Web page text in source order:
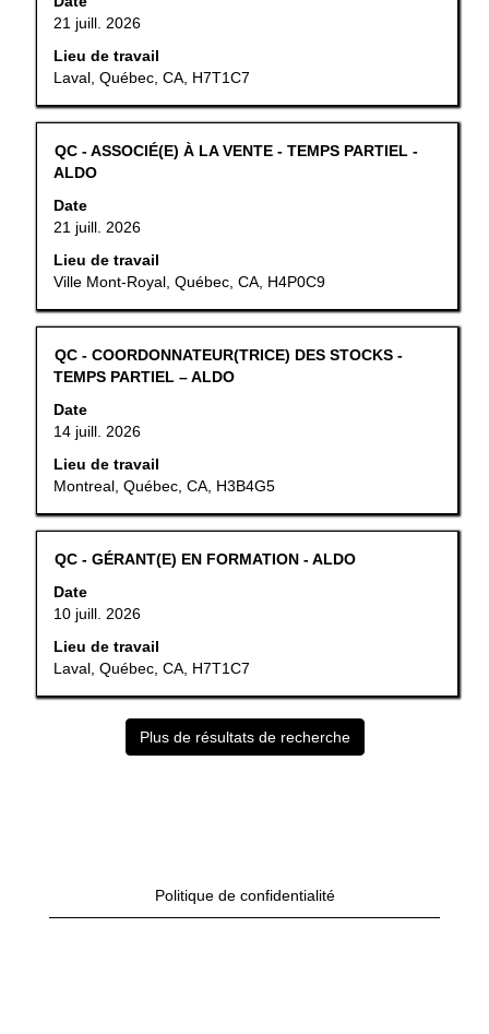
des
renseignements
sur
l’emploi.
21 juill. 2026
Lieu de travail
Laval, Québec, CA, H7T1C7
de
la
barre
d’espacement
afficher
tout
le
des
renseignements
sur
l’emploi.
Titre
QC - ASSOCIÉ(E) À LA VENTE - TEMPS PARTIEL -
ALDO
Date
21 juill. 2026
Lieu de travail
Ville Mont-Royal, Québec, CA, H4P0C9
Sélectionner
au
de
la
barre
d’espacement
afficher
tout
le
des
renseignements
sur
l’emploi.
Titre
QC - COORDONNATEUR(TRICE) DES STOCKS -
TEMPS PARTIEL – ALDO
Date
14 juill. 2026
Lieu de travail
Montreal, Québec, CA, H3B4G5
Sélectionner
au
de
la
barre
d’espacement
afficher
tout
le
contenu
des
renseignements
sur
l’emploi.
Titre
QC - GÉRANT(E) EN FORMATION - ALDO
Date
10 juill. 2026
Lieu de travail
Laval, Québec, CA, H7T1C7
Sélectionner
moyen
de
la
barre
Plus de résultats de recherche
Politique de confidentialité